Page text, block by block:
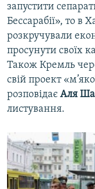
запустити
Бессарабії», то в
розкручували
просунути своїх
Також Кремль
свій проект
розповідає Аля
листування.